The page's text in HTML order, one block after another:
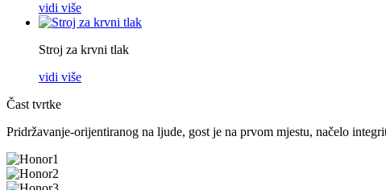
vidi više
Stroj za krvni tlak
vidi više
Čast tvrtke
Pridržavanje-orijentiranog na ljude, gost je na prvom mjestu, načelo